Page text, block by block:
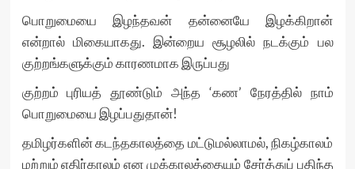
பொறுமையை இழந்தவன் தன்னையே இழக்கிறான்
என்றால் மிகையாகது. இன்றைய சூழலில் நடக்கும் பல
குற்றங்களுக்கும் காரணமாக இருப்பது
குற்றம் புரியத் தூண்டும் அந்த ‘கண’ நேரத்தில் நாம்
பொறுமையை இழப்பதுதான்!
தமிழர்களின் கடந்தகாலத்தை மட்டுமல்லாமல், நிகழ்காலம்
மற்றும் எதிர்காலம் என முக்காலத்தையும் சேர்த்துப் பதிந்த